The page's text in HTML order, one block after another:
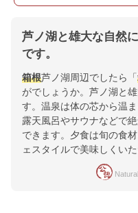
芦ノ湖と雄大な自然
です。
箱根芦ノ湖周辺でしたら「
がでしょうか。芦ノ湖と
す。温泉は体の芯から温
露天風呂やサウナなどで
できます。夕食は旬の食
ェスタイルで美味しくいた